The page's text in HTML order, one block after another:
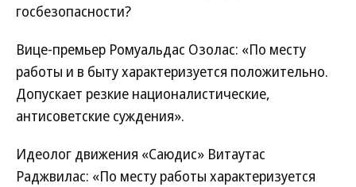
госбезопасности?
Вице-премьер Ромуальдас Озолас: «По месту
работы и в быту характеризуется положительно.
Допускает резкие националистические,
антисоветские суждения».
Идеолог движения «Саюдис» Витаутас
Раджвилас: «По месту работы характеризуется